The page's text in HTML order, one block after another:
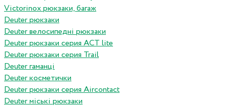
Victorinox рюкзаки, багаж
Deuter рюкзаки
Deuter велосипедні рюкзаки
Deuter рюкзаки серия ACT lite
Deuter рюкзаки серия Trail
Deuter гаманці
Deuter косметички
Deuter рюкзаки серия Aircontact
Deuter міські рюкзаки